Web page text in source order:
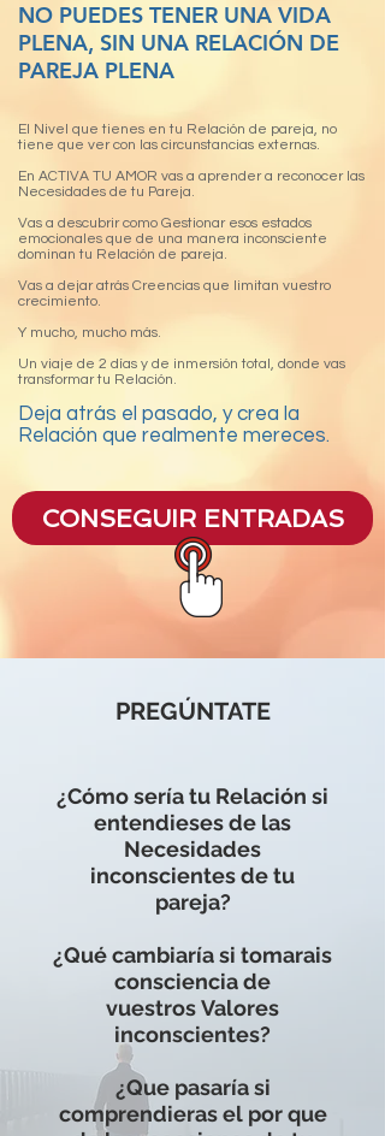
NO PUEDES TENER UNA VIDA
PLENA, SIN UNA RELACIÓN DE
PAREJA PLENA
El Nivel que tienes en tu Relación de pareja, no
tiene que ver con las circunstancias externas.
En ACTIVA TU AMOR vas a aprender a reconocer las
Necesidades de tu Pareja.
Vas a descubrir como Gestionar esos estados
emocionales que de una manera inconsciente
dominan tu Relación de pareja.
Vas a dejar atrás Creencias que limitan vuestro
crecimiento.
Y mucho, mucho más.
Un viaje de 2 días y de inmersión total, donde vas
transformar tu Relación.
Deja atrás el pasado, y crea la
Relación que realmente mereces.
CONSEGUIR ENTRADAS
PREGÚNTATE
¿Cómo sería tu Relación si
entendieses de las
Necesidades
inconscientes de tu
pareja?
¿Qué cambiaría si tomarais
consciencia de
vuestros Valores
inconscientes?
¿Que pasaría si
comprendieras el por que